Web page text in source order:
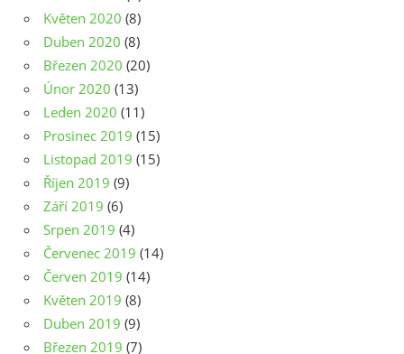
Květen 2020 (8)
Duben 2020 (8)
Březen 2020 (20)
Únor 2020 (13)
Leden 2020 (11)
Prosinec 2019 (15)
Listopad 2019 (15)
Říjen 2019 (9)
Září 2019 (6)
Srpen 2019 (4)
Červenec 2019 (14)
Červen 2019 (14)
Květen 2019 (8)
Duben 2019 (9)
Březen 2019 (7)